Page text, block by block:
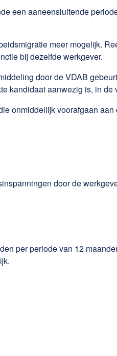
een aaneensluitende
meer mogelijk.
bij dezelfde werkgever.
door de VDAB
kandidaat aanwezig is, in de
onmiddellijk voorafgaan
door de
per periode van 12